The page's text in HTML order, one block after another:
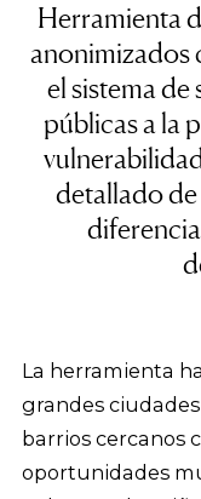
Herramienta
anonimizados
el sistema de
públicas a la
detallado de
La herramienta
grandes
barrios cercanos
oportunidades